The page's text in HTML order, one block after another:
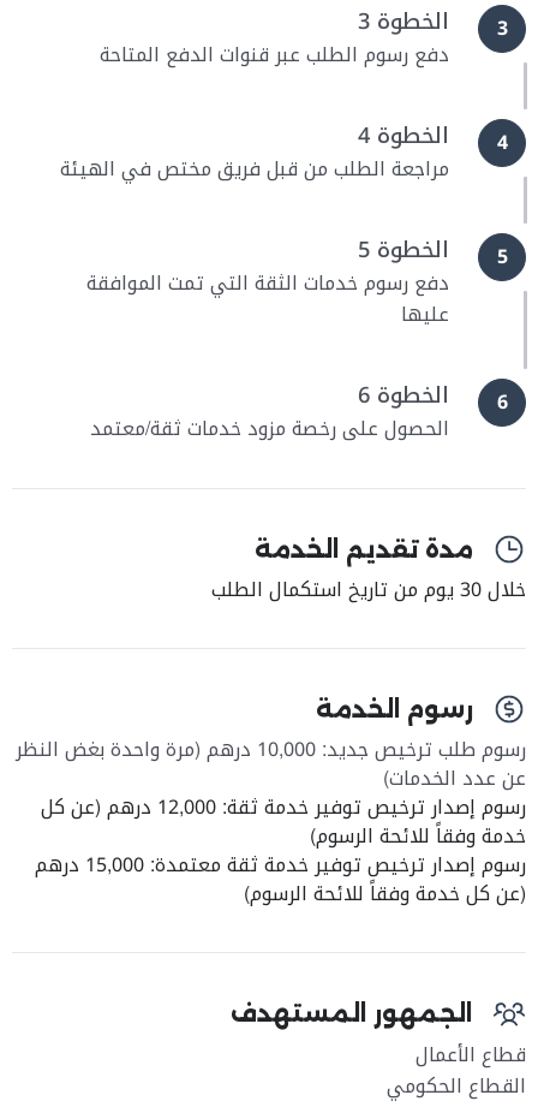
3 الخطوة 3
دفع رسوم الطلب عبر قنوات الدفع المتاحة
4 الخطوة 4
مراجعة الطلب من قبل فريق مختص في الهيئة
5 الخطوة 5
دفع رسوم خدمات الثقة التي تمت الموافقة
عليها
6 الخطوة 6
الحصول على رخصة مزود خدمات ثقة/معتمد
مدة تقديم الخدمة
خلال 30 يوم من تاريخ استكمال الطلب
رسوم الخدمة
رسوم طلب ترخيص جديد: 10,000 درهم (مرة واحدة بغض النظر
عن عدد الخدمات)
رسوم إصدار ترخيص توفير خدمة ثقة: 12,000 درهم (عن كل
خدمة وفقاً للائحة الرسوم)
رسوم إصدار ترخيص توفير خدمة ثقة معتمدة: 15,000 درهم
(عن كل خدمة وفقاً للائحة الرسوم)
الجمهور المستهدف
قطاع الأعمال
القطاع الحكومي